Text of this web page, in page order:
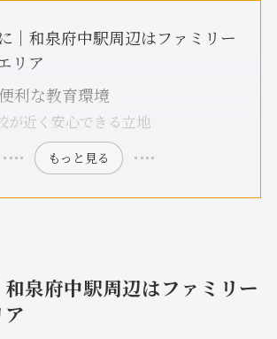
｜和泉府中駅周辺はファミリー
リア
利な教育環境
が近く安心できる立地
もっと見る
泉府中駅周辺はファミリー